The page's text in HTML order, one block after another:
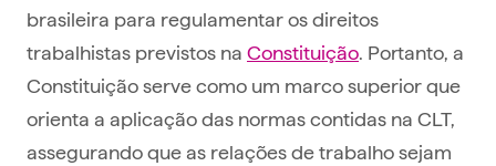
brasileira para regulamentar os direitos
trabalhistas previstos na Constituição. Portanto, a
Constituição serve como um marco superior que
orienta a aplicação das normas contidas na CLT,
assegurando que as relações de trabalho sejam